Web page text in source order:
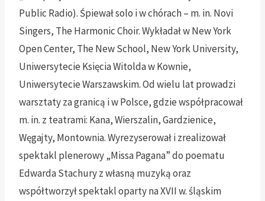
Public Radio). Śpiewał solo i w chórach – m. in. Novi
Singers, The Harmonic Choir. Wykładał w New York
Open Center, The New School, New York University,
Uniwersytecie Księcia Witolda w Kownie,
Uniwersytecie Warszawskim. Od wielu lat prowadzi
warsztaty za granicą i w Polsce, gdzie współpracował
m. in. z teatrami: Kana, Wierszalin, Gardzienice,
Węgajty, Montownia. Wyrezyserował i zrealizował
spektakl plenerowy „Missa Pagana” do poematu
Edwarda Stachury z własną muzyką oraz
współtworzył spektakl oparty na XVII w. śląskim